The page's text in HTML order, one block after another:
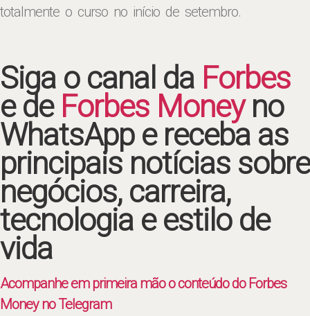
totalmente o curso no início de setembro.
Siga o canal da Forbes
e de Forbes Moneyno
WhatsApp e receba as
principais notícias sobre
negócios, carreira,
tecnologia e estilo de
vida
Acompanhe em primeira mão o conteúdo do Forbes
Money no Telegram